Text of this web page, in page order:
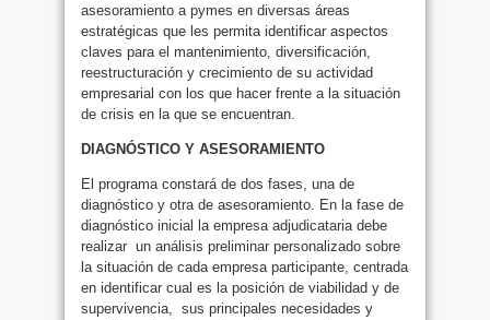
asesoramiento a pymes en diversas áreas
estratégicas que les permita identificar aspectos
claves para el mantenimiento, diversificación,
reestructuración y crecimiento de su actividad
empresarial con los que hacer frente a la situación
de crisis en la que se encuentran.
DIAGNÓSTICO Y ASESORAMIENTO
El programa constará de dos fases, una de
diagnóstico y otra de asesoramiento. En la fase de
diagnóstico inicial la empresa adjudicataria debe
realizar un análisis preliminar personalizado sobre
la situación de cada empresa participante, centrada
en identificar cual es la posición de viabilidad y de
supervivencia, sus principales necesidades y